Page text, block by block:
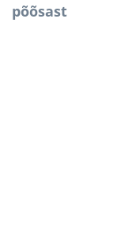
põõsast